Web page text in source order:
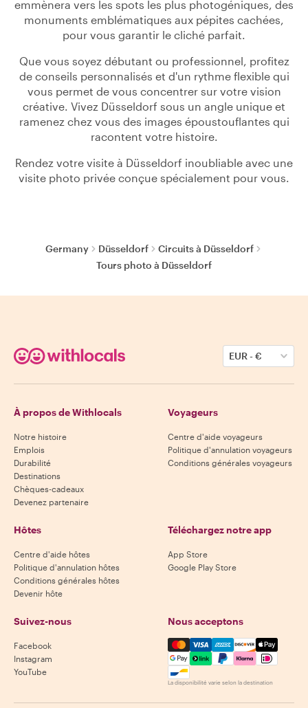
emmènera vers les spots les plus photogéniques, des
monuments emblématiques aux pépites cachées,
pour vous garantir le cliché parfait.
Que vous soyez débutant ou professionnel, profitez
de conseils personnalisés et d'un rythme flexible qui
vous permet de vous concentrer sur votre vision
créative. Vivez Düsseldorf sous un angle unique et
ramenez chez vous des images époustouflantes qui
racontent votre histoire.
Rendez votre visite à Düsseldorf inoubliable avec une
visite photo privée conçue spécialement pour vous.
Germany Düsseldorf
Circuits à Düsseldorf
Tours photo à Düsseldorf
EUR-€
À propos de Withlocals
Notre histoire
Emplois
Durabilité
Destinations
Chèques-cadeaux
Devenez partenaire
Voyageurs
Centre d'aide voyageurs
Politique d'annulation voyageurs
Conditions générales voyageurs
Hôtes
Centre d'aide hôtes
Politique d'annulation hôtes
Conditions générales hôtes
Devenir hôte
Téléchargez notre app
App Store
Google Play Store
Suivez-nous
Facebook
Instagram
YouTube
Nous acceptons
Mastercard, Visa, Amex,
La disponibilité varie selon la destination